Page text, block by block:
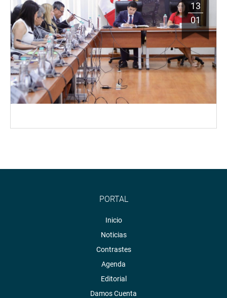
13
01
PORTAL
Inicio
Noticias
Contrastes
Agenda
Editorial
Damos Cuenta